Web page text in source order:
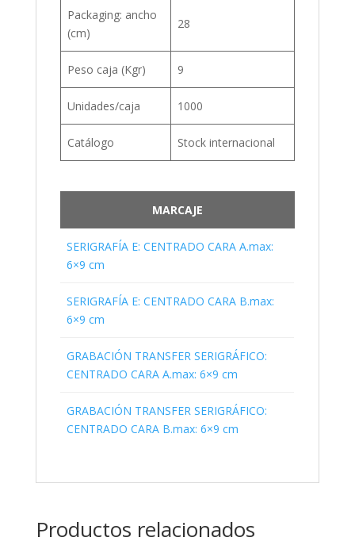
Packaging: ancho
(cm)
28
Peso caja (Kgr) 9
Unidades/caja 1000
Catálogo Stock internacional
MARCAJE
SERIGRAFÍA E: CENTRADO CARA A.max:
6×9 cm
SERIGRAFÍA E: CENTRADO CARA B.max:
6×9 cm
GRABACIÓN TRANSFER SERIGRÁFICO:
CENTRADO CARA A.max: 6×9 cm
GRABACIÓN TRANSFER SERIGRÁFICO:
CENTRADO CARA B.max: 6×9 cm
Productos relacionados